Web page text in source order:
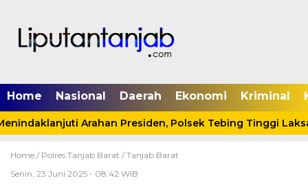
Home Nasional Daerah Ekonomi Kriminal
Arahan Presiden, Polsek Tebing Tinggi
Home / Polres Tanjab Barat / Tanjab Barat
Senin, 23 Juni 2025 - 08:42 WIB